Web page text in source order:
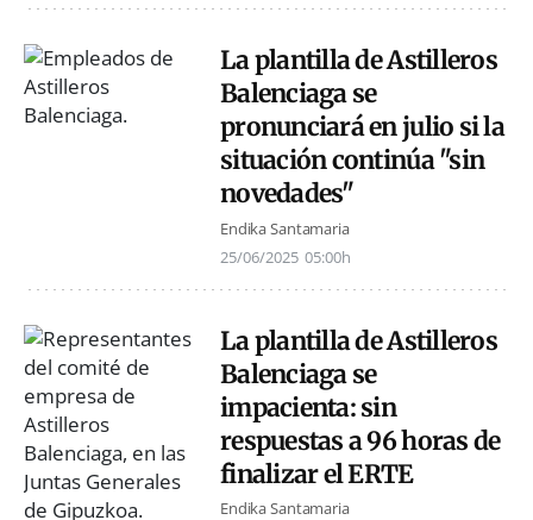
La plantilla de Astilleros
Balenciaga se
pronunciará en julio si la
situación continúa "sin
novedades"
Endika Santamaria
25/06/2025 05:00h
La plantilla de Astilleros
Balenciaga se
impacienta: sin
respuestas a 96 horas de
finalizar el ERTE
Endika Santamaria